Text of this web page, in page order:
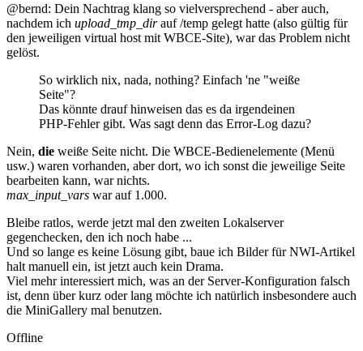
@bernd: Dein Nachtrag klang so vielversprechend - aber auch,
nachdem ich upload_tmp_dirauf /temp gelegt hatte (also gültig für
den jeweiligen virtual host mit WBCE-Site), war das Problem nicht
gelöst.
So wirklich nix, nada, nothing? Einfach 'ne "weiße
Seite"?
Das könnte drauf hinweisen das es da irgendeinen
PHP-Fehler gibt. Was sagt denn das Error-Log dazu?
Nein, die weiße Seite nicht. Die WBCE-Bedienelemente (Menü
usw.) waren vorhanden, aber dort, wo ich sonst die jeweilige Seite
bearbeiten kann, war nichts.
max_input_vars war auf 1.000.
Bleibe ratlos, werde jetzt mal den zweiten Lokalserver
gegenchecken, den ich noch habe ...
Und so lange es keine Lösung gibt, baue ich Bilder für NWI-Artikel
halt manuell ein, ist jetzt auch kein Drama.
Viel mehr interessiert mich, was an der Server-Konfiguration falsch
ist, denn über kurz oder lang möchte ich natürlich insbesondere auch
die MiniGallery mal benutzen.
Offline